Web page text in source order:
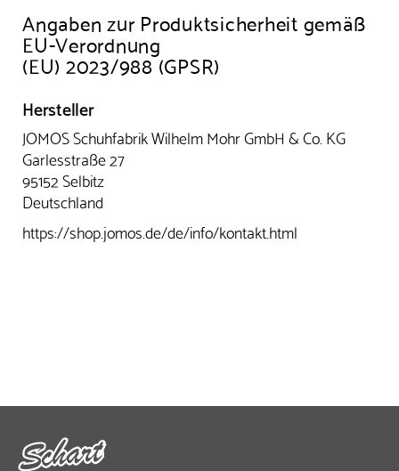
Angaben zur Produktsicherheit gemäß
EU-Verordnung
(EU) 2023/988 (GPSR)
Hersteller
JOMOS Schuhfabrik Wilhelm Mohr GmbH & Co. KG
Garlesstraße 27
95152 Selbitz
Deutschland
https://shop.jomos.de/de/info/kontakt.html